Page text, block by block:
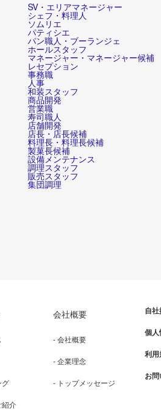
SV・エリアマネージャー
シェフ・料理人
ソムリエ
パティシエ
パン職人・ブーランジェ
ホールスタッフ
マネージャー・マネージャー候補
レセプション
事務職
人事
和装スタッフ
商品開発
営業職
寿司職人
店舗開発
店長・店長候補
料理長・料理長候補
製菓長候補
設備メンテナンス
調理スタッフ
販売スタッフ
集団調理
グ
紹介
会社概要
- 会社概要
- 企業理念
- トップメッセージ
自
個
利
お